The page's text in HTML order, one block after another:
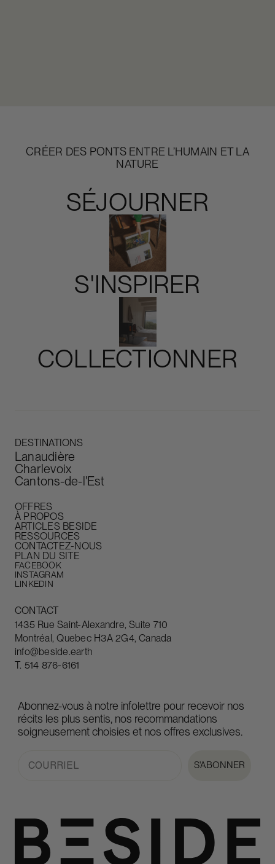
CRÉER DES PONTS ENTRE L’HUMAIN ET LA
NATURE
SÉJOURNER
Slide 4 of 4.
S'INSPIRER
Slide 3 of 5.
COLLECTIONNER
DESTINATIONS
Lanaudière
Charlevoix
Cantons-de-l'Est
OFFRES
À PROPOS
ARTICLES BESIDE
RESSOURCES
CONTACTEZ-NOUS
PLAN DU SITE
FACEBOOK
INSTAGRAM
LINKEDIN
CONTACT
1435 Rue Saint-Alexandre, Suite 710
Montréal, Quebec H3A 2G4, Canada
info@beside.earth
T. 514 876-6161
Abonnez-vous à notre infolettre pour recevoir nos
récits les plus sentis, nos recommandations
soigneusement choisies et nos offres exclusives.
S'ABONNER